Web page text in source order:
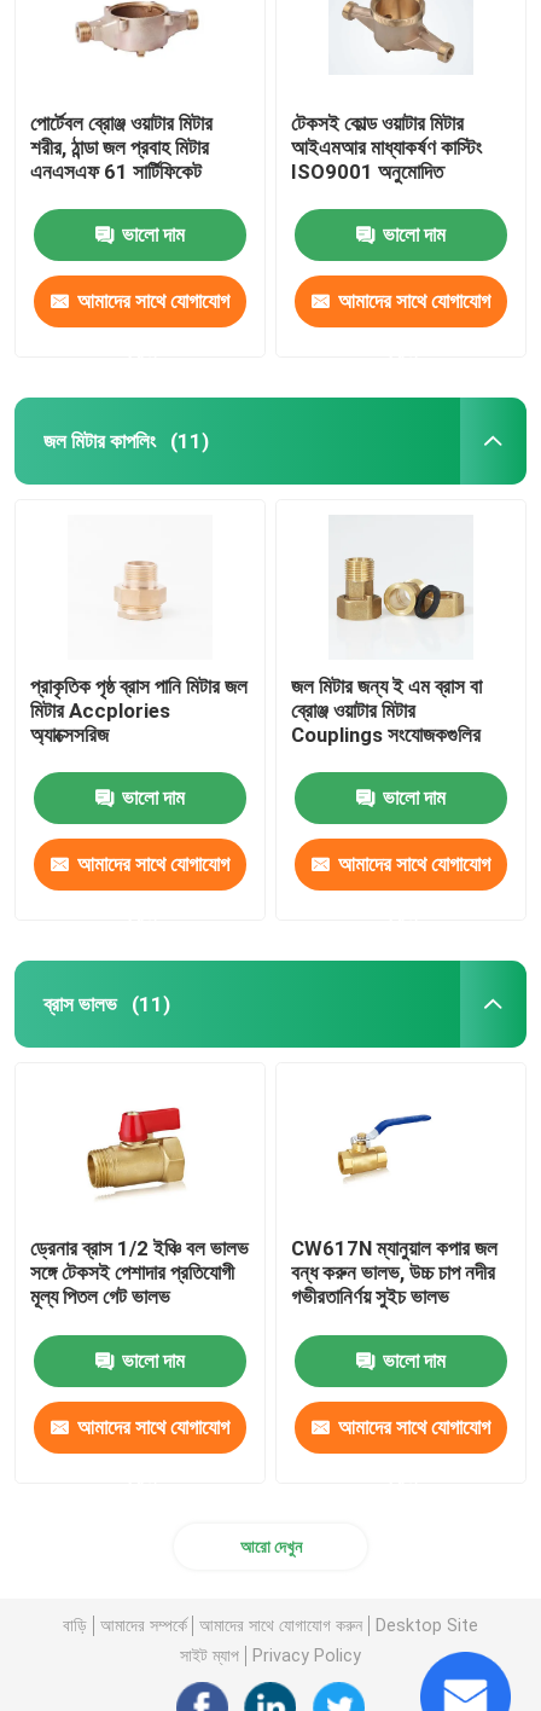
পোর্টেবল ব্রোঞ্জ ওয়াটার মিটার
শরীর, ঠান্ডা জল প্রবাহ মিটার
এনএসএফ 61 সার্টিফিকেট
ভালো দাম
আমাদের সাথে যোগাযোগ
টেকসই কোল্ড ওয়াটার মিটার
আইএমআর মাধ্যাকর্ষণ কাস্টিং
ISO9001 অনুমোদিত
ভালো দাম
আমাদের সাথে যোগাযোগ
জল মিটার কাপলিং (11)
প্রাকৃতিক পৃষ্ঠ ব্রাস পানি মিটার জল
মিটার Accplories
অ্যাক্সেসরিজ
ভালো দাম
আমাদের সাথে যোগাযোগ
জল মিটার জন্য ই এম ব্রাস বা
ব্রোঞ্জ ওয়াটার মিটার
Couplings সংযোজকগুলির
ভালো দাম
আমাদের সাথে যোগাযোগ
ব্রাস ভালভ (11)
ড্রেনার ব্রাস 1/2 ইঞ্চি বল ভালভ
সঙ্গে টেকসই পেশাদার প্রতিযোগী
মূল্য পিতল গেট ভালভ
ভালো দাম
আমাদের সাথে যোগাযোগ
CW617N ম্যানুয়াল কপার জল
বন্ধ করুন ভালভ, উচ্চ চাপ নদীর
গভীরতানির্ণয় সুইচ ভালভ
ভালো দাম
আমাদের সাথে যোগাযোগ
আরো দেখুন
বাড়ি আমাদের সম্পর্কে আমাদের সাথে যোগাযোগ করুন
Desktop Site
সাইট ম্যাপ
Privacy Policy